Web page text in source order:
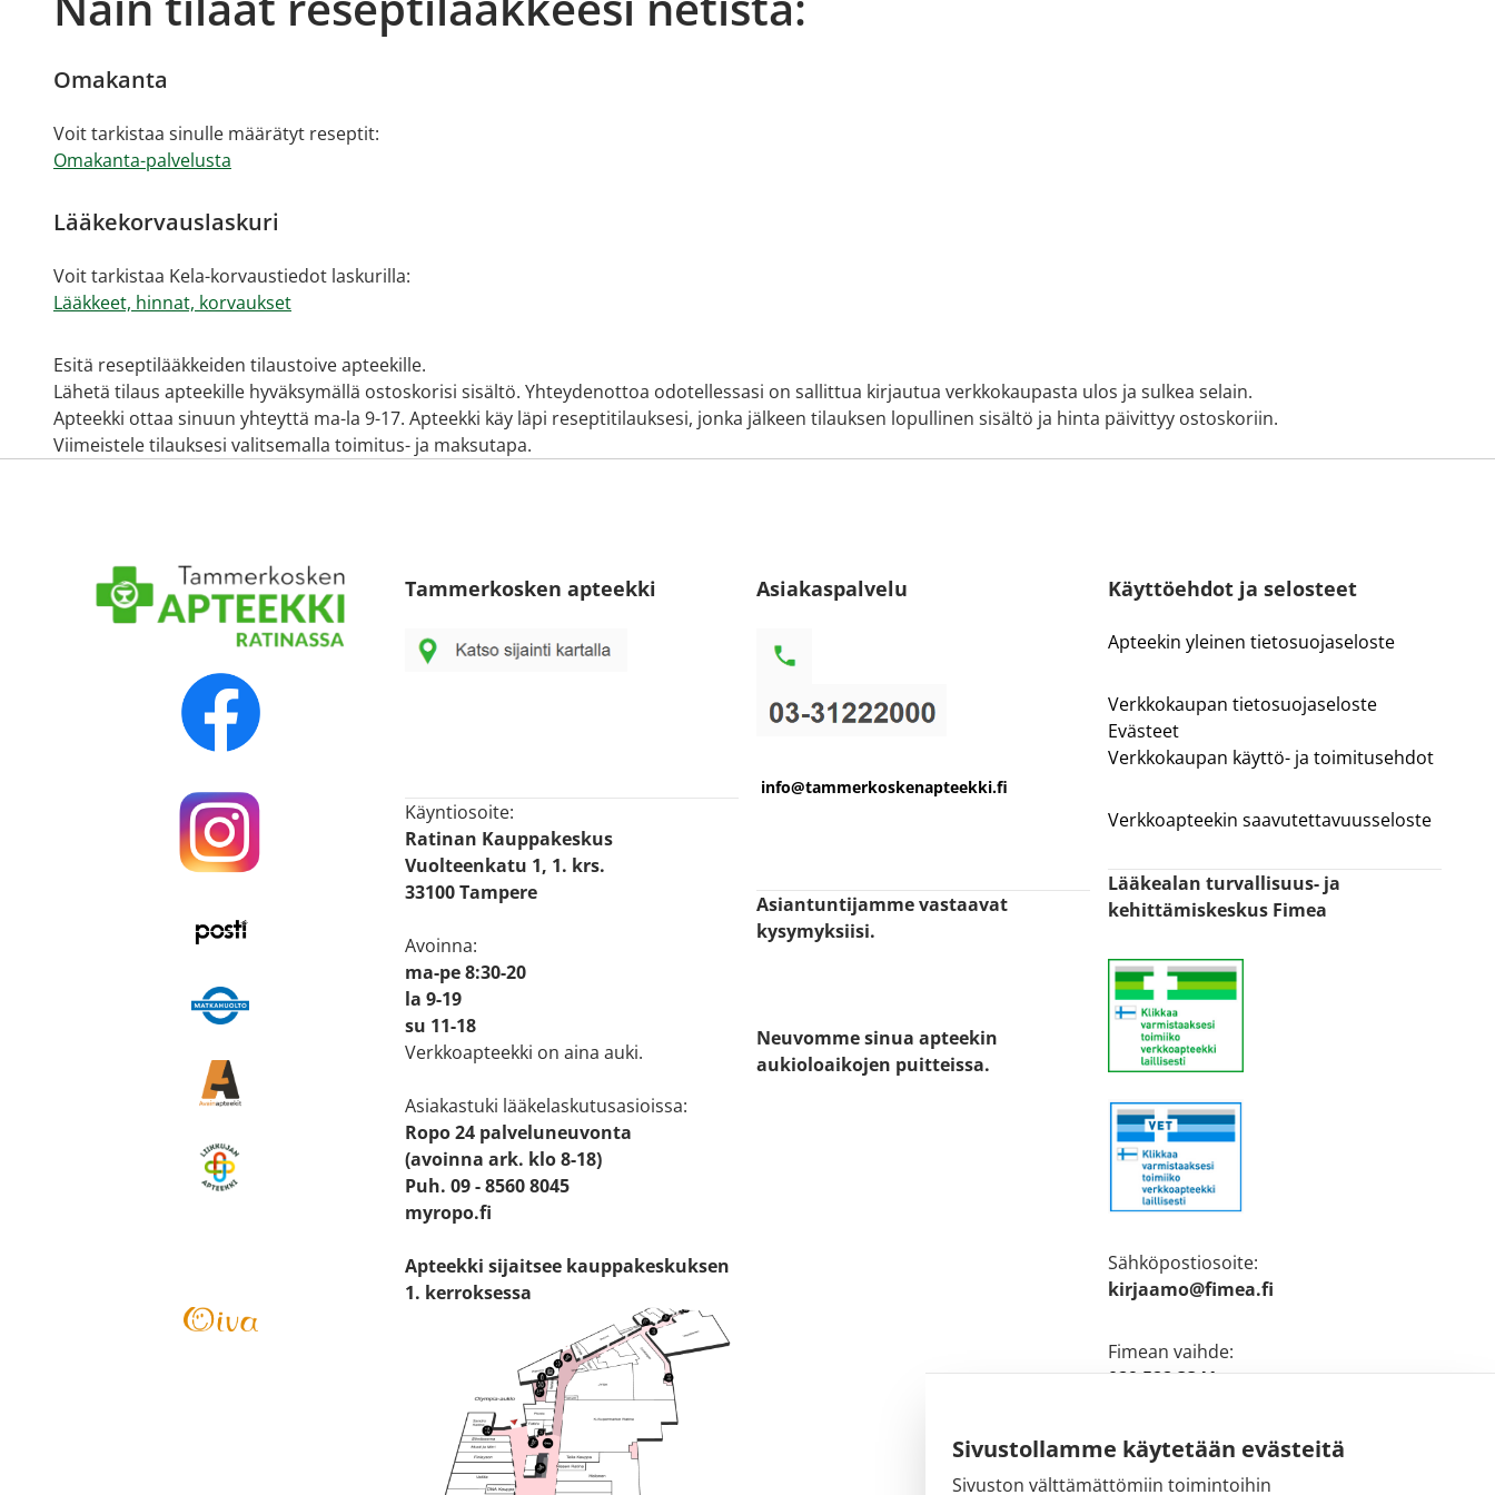
Sivustollamme käytetään evästeitä
Sivuston välttämättömiin toimintoihin
Omakanta
Voit tarkistaa sinulle määrätyt reseptit:
Omakanta-palvelusta
Lääkekorvauslaskuri
Voit tarkistaa Kela-korvaustiedot laskurilla:
Lääkkeet, hinnat, korvaukset
Esitä reseptilääkkeiden tilaustoive apteekille.
Lähetä tilaus apteekille hyväksymällä ostoskorisi sisältö. Yhteydenottoa odotellessasi on sallittua kirjautua verkkokaupasta ulos ja sulkea selain.
Apteekki ottaa sinuun yhteyttä ma-la 9-17. Apteekki käy läpi reseptitilauksesi, jonka jälkeen tilauksen lopullinen sisältö ja hinta päivittyy ostoskoriin.
Viimeistele tilauksesi valitsemalla toimitus- ja maksutapa.
Tammerkosken apteekki
Käyntiosoite:
Ratinan Kauppakeskus
Vuolteenkatu 1, 1. krs.
33100 Tampere
Avoinna:
ma-pe 8:30-20
la 9-19
su 11-18
Verkkoapteekki on aina auki.
Asiakastuki lääkelaskutusasioissa:
Ropo 24 palveluneuvonta
(avoinna ark. klo 8-18)
Puh. 09 - 8560 8045
myropo.fi
Apteekki sijaitsee kauppakeskuksen
1. kerroksessa
Asiakaspalvelu
info@tammerkoskenapteekki.fi
Asiantuntijamme vastaavat
kysymyksiisi.
Neuvomme sinua apteekin
aukioloaikojen puitteissa.
Käyttöehdot ja selosteet
Apteekin yleinen tietosuojaseloste
Verkkokaupan tietosuojaseloste
Evästeet
Verkkokaupan käyttö- ja toimitusehdot
Verkkoapteekin saavutettavuusseloste
Lääkealan turvallisuus- ja
kehittämiskeskus Fimea
Sähköpostiosoite:
kirjaamo@fimea.fi
Fimean vaihde:
029 522 3341